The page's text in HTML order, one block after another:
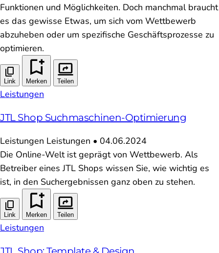
Funktionen und Möglichkeiten. Doch manchmal braucht
es das gewisse Etwas, um sich vom Wettbewerb
abzuheben oder um spezifische Geschäftsprozesse zu
optimieren.
Link Merken Teilen
Leistungen
JTL Shop Suchmaschinen-Optimierung
Leistungen Leistungen • 04.06.2024
Die Online-Welt ist geprägt von Wettbewerb. Als
Betreiber eines JTL Shops wissen Sie, wie wichtig es
ist, in den Suchergebnissen ganz oben zu stehen.
Link Merken Teilen
Leistungen